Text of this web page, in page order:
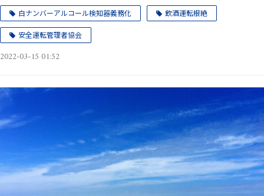
白ナンバーアルコール検知器義務化 飲酒運転根絶
安全運転管理者協会
2022-03-15 01:52